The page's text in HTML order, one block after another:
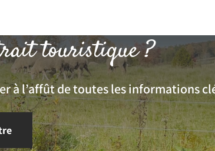
touristique ?
à l’affût de toutes les informations